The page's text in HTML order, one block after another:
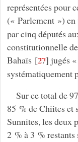
représentées pour
(« Parlement »)
par cinq députés
constitutionnelle
Bahaïs [27] jugés
systématiquement
Sur ce total de
85 % de Chiites et
Sunnites, les deux
2 % à 3 % restants